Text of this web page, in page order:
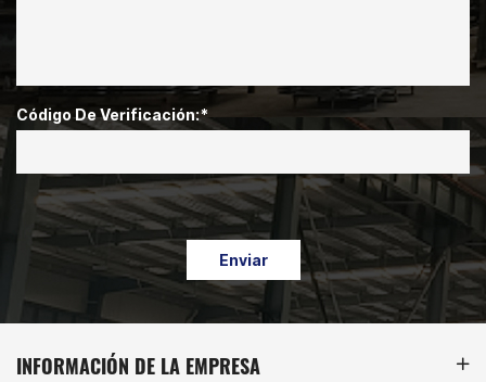
Código De Verificación:*
Enviar
INFORMACIÓN DE LA EMPRESA